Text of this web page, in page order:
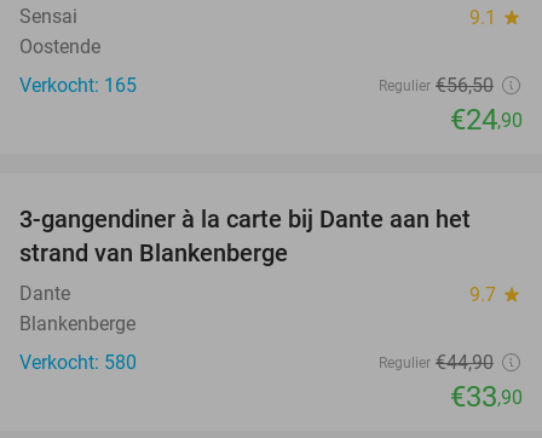
Sensai 9.1 star
Oostende
Verkocht: 165
Regulier €56,50
€24,90
24%
3-gangendiner à la carte bij Dante aan het
strand van Blankenberge
Dante 9.7 star
Blankenberge
Verkocht: 580
Regulier €44,90
€33,90